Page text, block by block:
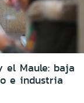
el Maule: baja
e industria